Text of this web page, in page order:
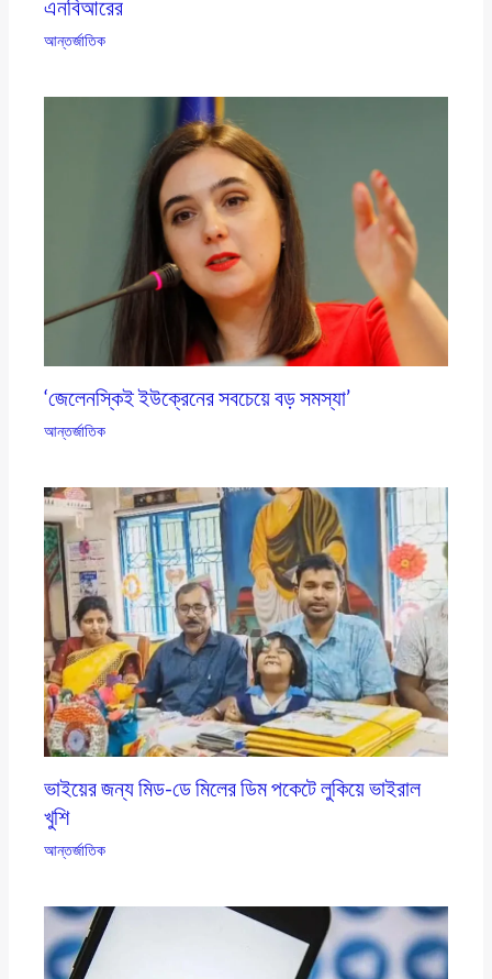
এনবিআরের
আন্তর্জাতিক
‘জেলেনস্কিই ইউক্রেনের সবচেয়ে বড় সমস্যা’
আন্তর্জাতিক
ভাইয়ের জন্য মিড-ডে মিলের ডিম পকেটে লুকিয়ে ভাইরাল
খুশি
আন্তর্জাতিক